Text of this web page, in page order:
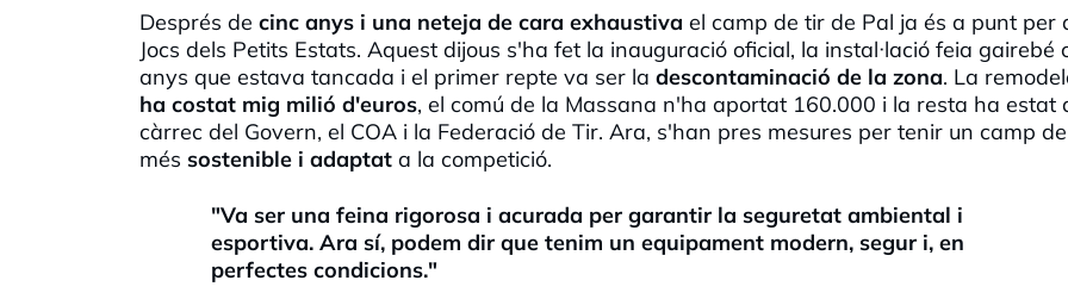
Després de cinc anys i una neteja de cara exhaustiva el camp de tir de Pal ja és a punt per
Jocs dels Petits Estats. Aquest dijous s'ha fet la inauguració oficial, la instal·lació feia gairebé
anys que estava tancada i el primer repte va ser la descontaminació de la zona. La
ha costat mig milió d'euros, el comú de la Massana n'ha aportat 160.000 i la resta ha estat
càrrec del Govern, el COA i la Federació de Tir. Ara, s'han pres mesures per tenir un camp
més sostenible i adaptat a la competició.
"Va ser una feina rigorosa i acurada per garantir la seguretat ambiental i
esportiva. Ara sí, podem dir que tenim un equipament modern, segur i, en
perfectes condicions."